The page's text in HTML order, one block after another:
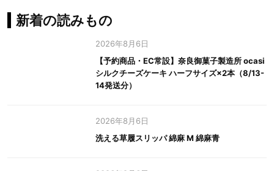
新着の読みもの
2026年8月6日
【予約商品・EC常設】奈良御菓子製造所 ocasi
シルクチーズケーキ ハーフサイズ×2本（8/13-
14発送分）
2026年8月6日
洗える草履スリッパ 綿麻 M 綿麻青